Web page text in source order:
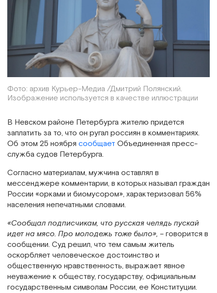
Фото: архив Курьер-Медиа /Дмитрий Полянский.
Изображение используется в качестве иллюстрации
В Невском районе Петербурга жителю придется
заплатить за то, что он ругал россиян в комментариях.
Об этом 25 ноября сообщает Объединенная пресс-
служба судов Петербурга.
Согласно материалам, мужчина оставлял в
мессенджере комментарии, в которых называл граждан
России «орками и биомусором», характеризовал 56%
населения непечатными словами.
«Сообщал подписчикам, что русская челядь пускай
идет на мясо. Про молодежь тоже было», – говорится в
сообщении. Суд решил, что тем самым житель
оскорбляет человеческое достоинство и
общественную нравственность, выражает явное
неуважение к обществу, государству, официальным
государственным символам России, ее Конституции.